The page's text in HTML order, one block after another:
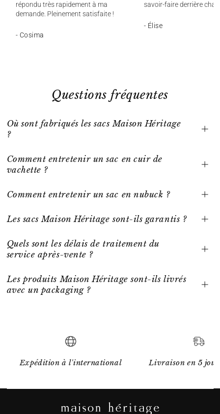
répondu très rapidement à ma
demande. Pleinement satisfaite !
- Cosima
savoir-faire derrière
- Élise
Questions fréquentes
Où sont fabriqués les sacs Maison Héritage
?
Comment entretenir un sac en cuir de
vachette ?
Comment entretenir un sac en nubuck ?
Les sacs Maison Héritage sont-ils garantis ?
Quels sont les délais de traitement du
service après-vente ?
Les produits Maison Héritage sont-ils livrés
avec un packaging ?
Expédition à l'international Livraison en 5